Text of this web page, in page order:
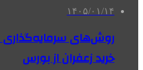
۱۴۰۵/۰۱/۱۴
روش‌های
خرید زعفران از بورس